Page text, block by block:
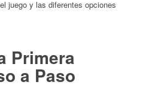
juego y las diferentes opciones
Primera
a Paso